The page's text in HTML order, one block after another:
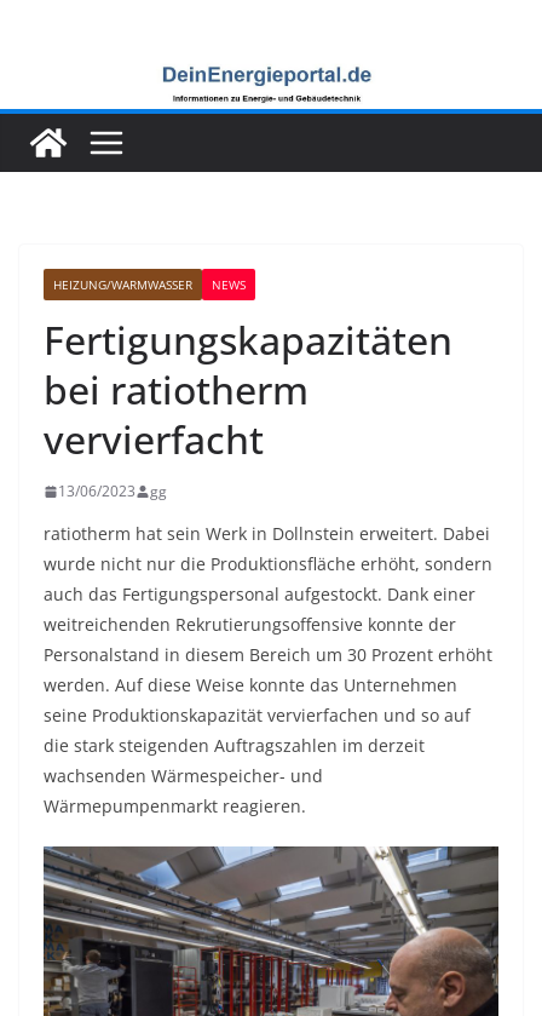
HEIZUNG/WARMWASSER NEWS
Fertigungskapazitäten
bei ratiotherm
vervierfacht
13/06/2023 gg
ratiotherm hat sein Werk in Dollnstein erweitert. Dabei
wurde nicht nur die Produktionsfläche erhöht, sondern
auch das Fertigungspersonal aufgestockt. Dank einer
weitreichenden Rekrutierungsoffensive konnte der
Personalstand in diesem Bereich um 30 Prozent erhöht
werden. Auf diese Weise konnte das Unternehmen
seine Produktionskapazität vervierfachen und so auf
die stark steigenden Auftragszahlen im derzeit
wachsenden Wärmespeicher- und
Wärmepumpenmarkt reagieren.